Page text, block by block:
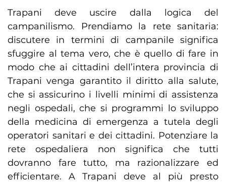
Trapani deve uscire dalla logica del
campanilismo. Prendiamo la rete sanitaria:
discutere in termini di campanile significa
sfuggire al tema vero, che è quello di fare in
modo che ai cittadini dell’intera provincia di
Trapani venga garantito il diritto alla salute,
che si assicurino i livelli minimi di assistenza
negli ospedali, che si programmi lo sviluppo
della medicina di emergenza a tutela degli
operatori sanitari e dei cittadini. Potenziare la
rete ospedaliera non significa che tutti
dovranno fare tutto, ma razionalizzare ed
efficientare. A Trapani deve al più presto